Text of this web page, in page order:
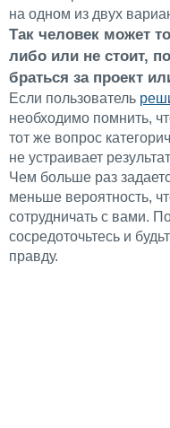
на одном из двух
Так человек может
либо или не стоит,
браться за проект
Если пользователь
необходимо помнить,
тот же вопрос
не устраивает
Чем больше раз
меньше вероятность,
сотрудничать с вами.
сосредоточьтесь и
правду.